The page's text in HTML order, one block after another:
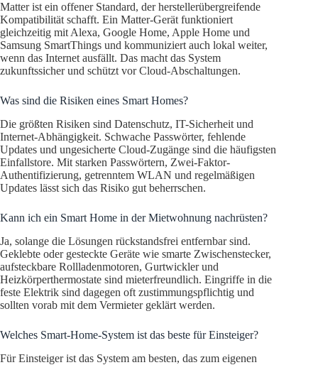
Matter ist ein offener Standard, der herstellerübergreifende
Kompatibilität schafft. Ein Matter-Gerät funktioniert
gleichzeitig mit Alexa, Google Home, Apple Home und
Samsung SmartThings und kommuniziert auch lokal weiter,
wenn das Internet ausfällt. Das macht das System
zukunftssicher und schützt vor Cloud-Abschaltungen.
Was sind die Risiken eines Smart Homes?
Die größten Risiken sind Datenschutz, IT-Sicherheit und
Internet-Abhängigkeit. Schwache Passwörter, fehlende
Updates und ungesicherte Cloud-Zugänge sind die häufigsten
Einfallstore. Mit starken Passwörtern, Zwei-Faktor-
Authentifizierung, getrenntem WLAN und regelmäßigen
Updates lässt sich das Risiko gut beherrschen.
Kann ich ein Smart Home in der Mietwohnung nachrüsten?
Ja, solange die Lösungen rückstandsfrei entfernbar sind.
Geklebte oder gesteckte Geräte wie smarte Zwischenstecker,
aufsteckbare Rollladenmotoren, Gurtwickler und
Heizkörperthermostate sind mieterfreundlich. Eingriffe in die
feste Elektrik sind dagegen oft zustimmungspflichtig und
sollten vorab mit dem Vermieter geklärt werden.
Welches Smart-Home-System ist das beste für Einsteiger?
Für Einsteiger ist das System am besten, das zum eigenen